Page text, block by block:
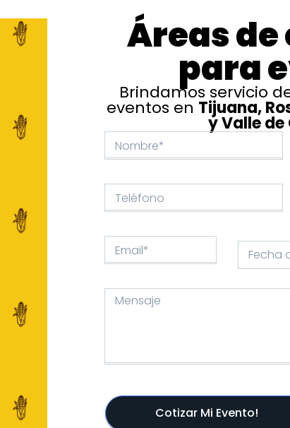
Áreas
para
Brindamos servicio
eventos en Tijuana,
y Valle
Cotizar Mi Evento!